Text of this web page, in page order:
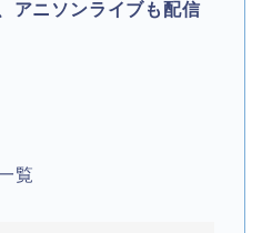
アニソンライブも配信
覧